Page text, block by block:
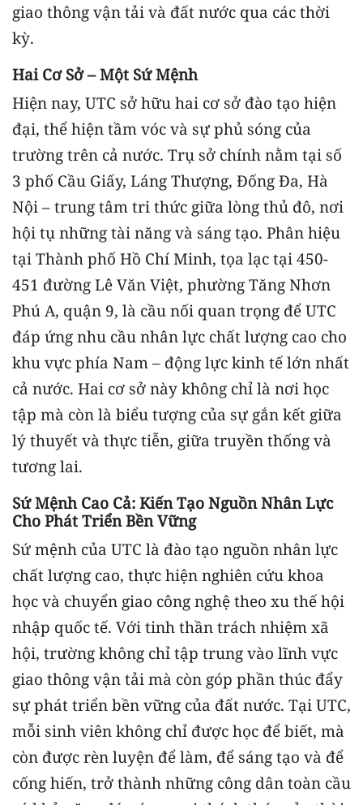
giao thông vận tải và đất nước qua các thời
kỳ.
Hai Cơ Sở – Một Sứ Mệnh
Hiện nay, UTC sở hữu hai cơ sở đào tạo hiện
đại, thể hiện tầm vóc và sự phủ sóng của
trường trên cả nước. Trụ sở chính nằm tại số
3 phố Cầu Giấy, Láng Thượng, Đống Đa, Hà
Nội – trung tâm tri thức giữa lòng thủ đô, nơi
hội tụ những tài năng và sáng tạo. Phân hiệu
tại Thành phố Hồ Chí Minh, tọa lạc tại 450-
451 đường Lê Văn Việt, phường Tăng Nhơn
Phú A, quận 9, là cầu nối quan trọng để UTC
đáp ứng nhu cầu nhân lực chất lượng cao cho
khu vực phía Nam – động lực kinh tế lớn nhất
cả nước. Hai cơ sở này không chỉ là nơi học
tập mà còn là biểu tượng của sự gắn kết giữa
lý thuyết và thực tiễn, giữa truyền thống và
tương lai.
Sứ Mệnh Cao Cả: Kiến Tạo Nguồn Nhân Lực
Cho Phát Triển Bền Vững
Sứ mệnh của UTC là đào tạo nguồn nhân lực
chất lượng cao, thực hiện nghiên cứu khoa
học và chuyển giao công nghệ theo xu thế hội
nhập quốc tế. Với tinh thần trách nhiệm xã
hội, trường không chỉ tập trung vào lĩnh vực
giao thông vận tải mà còn góp phần thúc đẩy
sự phát triển bền vững của đất nước. Tại UTC,
mỗi sinh viên không chỉ được học để biết, mà
còn được rèn luyện để làm, để sáng tạo và để
cống hiến, trở thành những công dân toàn cầu